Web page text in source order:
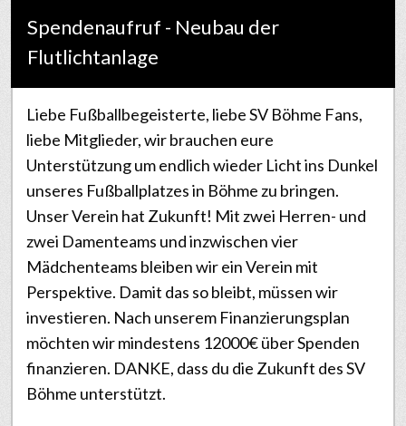
Spendenaufruf - Neubau der
Flutlichtanlage
Liebe Fußballbegeisterte, liebe SV Böhme Fans,
liebe Mitglieder, wir brauchen eure
Unterstützung um endlich wieder Licht ins Dunkel
unseres Fußballplatzes in Böhme zu bringen.
Unser Verein hat Zukunft! Mit zwei Herren- und
zwei Damenteams und inzwischen vier
Mädchenteams bleiben wir ein Verein mit
Perspektive. Damit das so bleibt, müssen wir
investieren. Nach unserem Finanzierungsplan
möchten wir mindestens 12000€ über Spenden
finanzieren. DANKE, dass du die Zukunft des SV
Böhme unterstützt.